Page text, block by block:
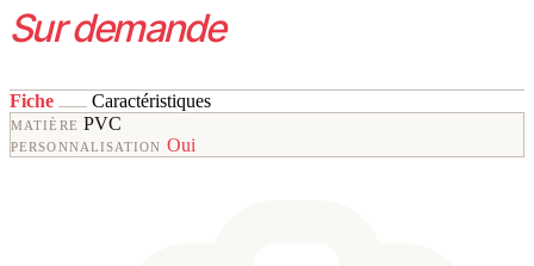
Sur demande
Fiche Caractéristiques
MATIÈRE PVC
PERSONNALISATION Oui